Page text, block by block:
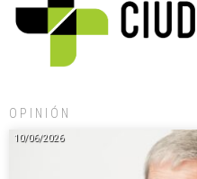
OPINIÓN
10/06/2026